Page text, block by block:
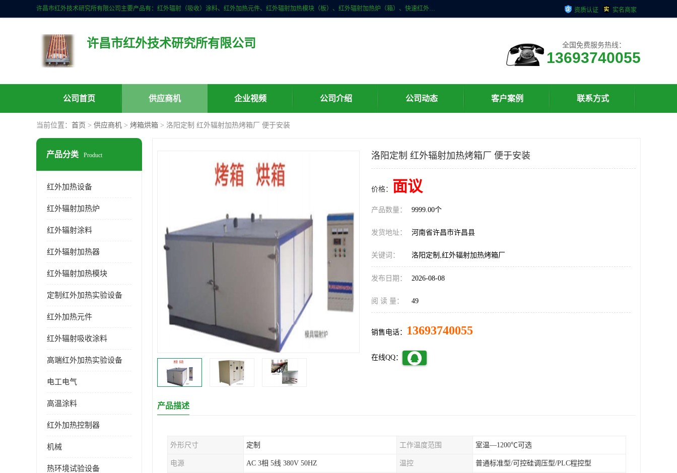
许昌市红外技术研究所有限公司主要产品有：红外辐射（吸收）涂料、红外加热元件、红外辐射加热模块（板）、红外辐射加热炉（箱）、快速红外辐射加热器、系列高端红外加热实验设备、系列红外加热控制器等。 资质认证 实名商家
许昌市红外技术研究所有限公司 全国免费服务热线：
13693740055
公司首页 供应商机 企业视频 公司介绍 公司动态 客户案例 联系方式
当前位置： 首页 > 供应商机 > 烤箱烘箱 > 洛阳定制 红外辐射加热烤箱厂 便于安装
产品分类 Product
红外加热设备
红外辐射加热炉
红外辐射涂料
红外辐射加热器
红外辐射加热模块
定制红外加热实验设备
红外加热元件
红外辐射吸收涂料
高端红外加热实验设备
电工电气
高温涂料
红外加热控制器
机械
热环境试验设备
洛阳定制 红外辐射加热烤箱厂 便于安装
价格： 面议
产品数量： 9999.00个
发货地址： 河南省许昌市许昌县
关键词： 洛阳定制,红外辐射加热烤箱厂
发布日期： 2026-08-08
阅 读 量： 49
销售电话： 13693740055
在线QQ：
产品描述
外形尺寸 定制 工作温度范围 室温—1200℃可选
电源 AC 3相 5线 380V 50HZ 温控 普通标准型/可控硅调压型/PLC程控型